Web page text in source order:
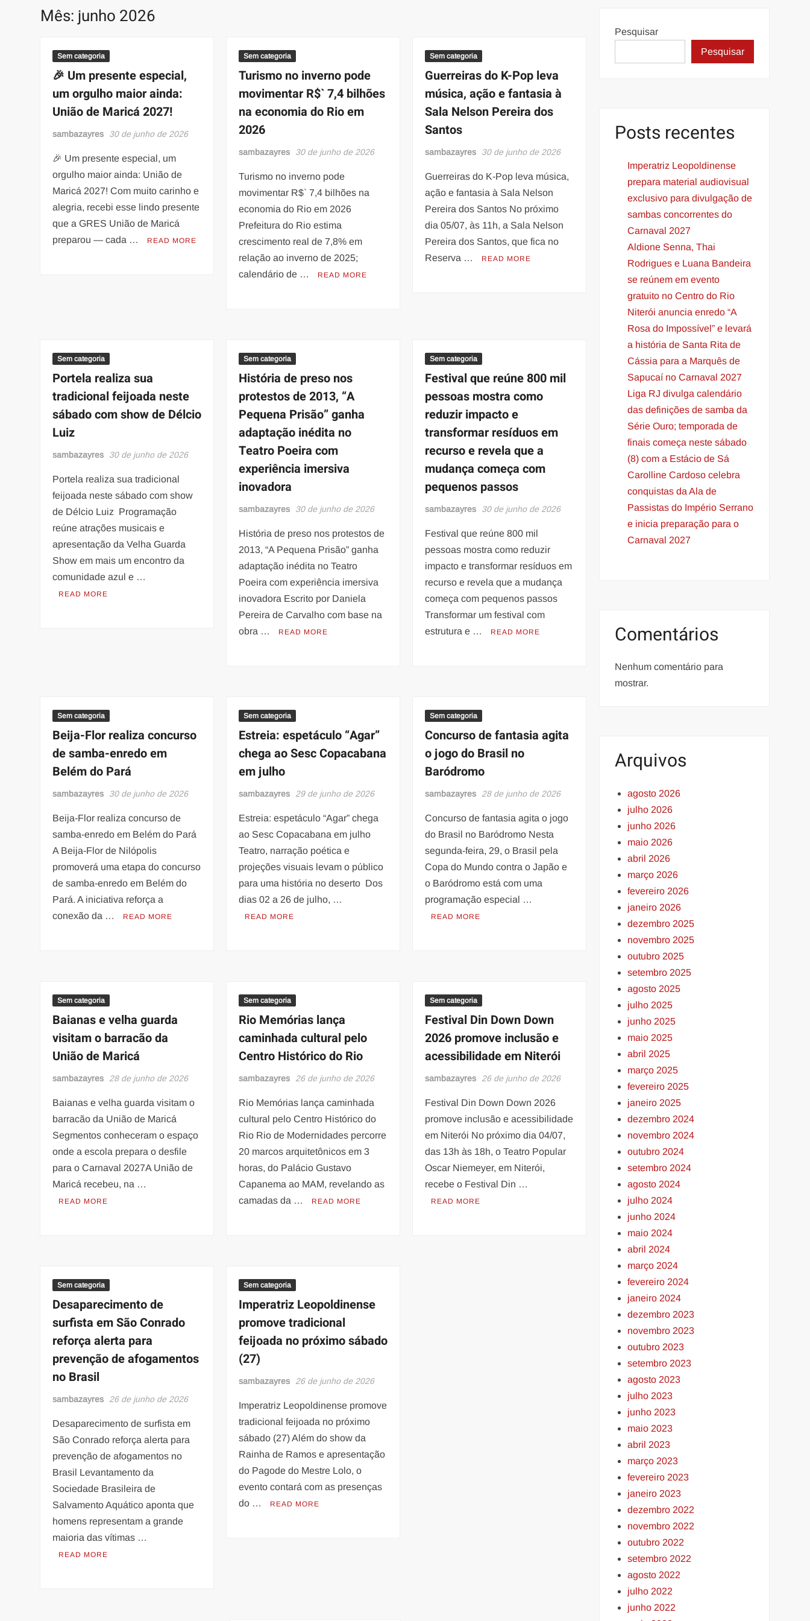
Mês: junho 2026
Sem categoria
🎉 Um presente especial,
um orgulho maior ainda:
União de Maricá 2027!
sambazayres 30 de junho de 2026
🎉 Um presente especial, um
orgulho maior ainda: União de
Maricá 2027! Com muito carinho e
alegria, recebi esse lindo presente
que a GRES União de Maricá
preparou — cada …
READ MORE
Sem categoria
Turismo no inverno pode
movimentar R$` 7,4 bilhões
na economia do Rio em
2026
sambazayres 30 de junho de 2026
Turismo no inverno pode
movimentar R$` 7,4 bilhões na
economia do Rio em 2026
Prefeitura do Rio estima
crescimento real de 7,8% em
relação ao inverno de 2025;
calendário de …
READ MORE
Sem categoria
Guerreiras do K-Pop leva
música, ação e fantasia à
Sala Nelson Pereira dos
Santos
sambazayres 30 de junho de 2026
Guerreiras do K-Pop leva música,
ação e fantasia à Sala Nelson
Pereira dos Santos No próximo
dia 05/07, às 11h, a Sala Nelson
Pereira dos Santos, que fica no
Reserva …
READ MORE
Sem categoria
Portela realiza sua
tradicional feijoada neste
sábado com show de Délcio
Luiz
sambazayres 30 de junho de 2026
Portela realiza sua tradicional
feijoada neste sábado com show
de Délcio Luiz Programação
reúne atrações musicais e
apresentação da Velha Guarda
Show em mais um encontro da
comunidade azul e …
READ MORE
Sem categoria
História de preso nos
protestos de 2013, “A
Pequena Prisão” ganha
adaptação inédita no
Teatro Poeira com
experiência imersiva
inovadora
sambazayres 30 de junho de 2026
História de preso nos protestos de
2013, “A Pequena Prisão” ganha
adaptação inédita no Teatro
Poeira com experiência imersiva
inovadora Escrito por Daniela
Pereira de Carvalho com base na
obra …
READ MORE
Sem categoria
Festival que reúne 800 mil
pessoas mostra como
reduzir impacto e
transformar resíduos em
recurso e revela que a
mudança começa com
pequenos passos
sambazayres 30 de junho de 2026
Festival que reúne 800 mil
pessoas mostra como reduzir
impacto e transformar resíduos em
recurso e revela que a mudança
começa com pequenos passos
Transformar um festival com
estrutura e …
READ MORE
Sem categoria
Beija-Flor realiza concurso
de samba-enredo em
Belém do Pará
sambazayres 30 de junho de 2026
Beija-Flor realiza concurso de
samba-enredo em Belém do Pará
A Beija-Flor de Nilópolis
promoverá uma etapa do concurso
de samba-enredo em Belém do
Pará. A iniciativa reforça a
conexão da …
READ MORE
Sem categoria
Estreia: espetáculo “Agar”
chega ao Sesc Copacabana
em julho
sambazayres 29 de junho de 2026
Estreia: espetáculo “Agar” chega
ao Sesc Copacabana em julho
Teatro, narração poética e
projeções visuais levam o público
para uma história no deserto Dos
dias 02 a 26 de julho, …
READ MORE
Sem categoria
Concurso de fantasia agita
o jogo do Brasil no
Baródromo
sambazayres 28 de junho de 2026
Concurso de fantasia agita o jogo
do Brasil no Baródromo Nesta
segunda-feira, 29, o Brasil pela
Copa do Mundo contra o Japão e
o Baródromo está com uma
programação especial …
READ MORE
Sem categoria
Baianas e velha guarda
visitam o barracão da
União de Maricá
sambazayres 28 de junho de 2026
Baianas e velha guarda visitam o
barracão da União de Maricá
Segmentos conheceram o espaço
onde a escola prepara o desfile
para o Carnaval 2027A União de
Maricá recebeu, na …
READ MORE
Sem categoria
Rio Memórias lança
caminhada cultural pelo
Centro Histórico do Rio
sambazayres 26 de junho de 2026
Rio Memórias lança caminhada
cultural pelo Centro Histórico do
Rio Rio de Modernidades percorre
20 marcos arquitetônicos em 3
horas, do Palácio Gustavo
Capanema ao MAM, revelando as
camadas da …
READ MORE
Sem categoria
Festival Din Down Down
2026 promove inclusão e
acessibilidade em Niterói
sambazayres 26 de junho de 2026
Festival Din Down Down 2026
promove inclusão e acessibilidade
em Niterói No próximo dia 04/07,
das 13h às 18h, o Teatro Popular
Oscar Niemeyer, em Niterói,
recebe o Festival Din …
READ MORE
Sem categoria
Desaparecimento de
surfista em São Conrado
reforça alerta para
prevenção de afogamentos
no Brasil
sambazayres 26 de junho de 2026
Desaparecimento de surfista em
São Conrado reforça alerta para
prevenção de afogamentos no
Brasil Levantamento da
Sociedade Brasileira de
Salvamento Aquático aponta que
homens representam a grande
maioria das vítimas …
READ MORE
Sem categoria
Imperatriz Leopoldinense
promove tradicional
feijoada no próximo sábado
(27)
sambazayres 26 de junho de 2026
Imperatriz Leopoldinense promove
tradicional feijoada no próximo
sábado (27) Além do show da
Rainha de Ramos e apresentação
do Pagode do Mestre Lolo, o
evento contará com as presenças
do …
READ MORE
Pesquisar
Pesquisar
Posts recentes
Imperatriz Leopoldinense
prepara material audiovisual
exclusivo para divulgação de
sambas concorrentes do
Carnaval 2027
Aldione Senna, Thai
Rodrigues e Luana Bandeira
se reúnem em evento
gratuito no Centro do Rio
Niterói anuncia enredo “A
Rosa do Impossível” e levará
a história de Santa Rita de
Cássia para a Marquês de
Sapucaí no Carnaval 2027
Liga RJ divulga calendário
das definições de samba da
Série Ouro; temporada de
finais começa neste sábado
(8) com a Estácio de Sá
Carolline Cardoso celebra
conquistas da Ala de
Passistas do Império Serrano
e inicia preparação para o
Carnaval 2027
Comentários
Nenhum comentário para
mostrar.
Arquivos
agosto 2026
julho 2026
junho 2026
maio 2026
abril 2026
março 2026
fevereiro 2026
janeiro 2026
dezembro 2025
novembro 2025
outubro 2025
setembro 2025
agosto 2025
julho 2025
junho 2025
maio 2025
abril 2025
março 2025
fevereiro 2025
janeiro 2025
dezembro 2024
novembro 2024
outubro 2024
setembro 2024
agosto 2024
julho 2024
junho 2024
maio 2024
abril 2024
março 2024
fevereiro 2024
janeiro 2024
dezembro 2023
novembro 2023
outubro 2023
setembro 2023
agosto 2023
julho 2023
junho 2023
maio 2023
abril 2023
março 2023
fevereiro 2023
janeiro 2023
dezembro 2022
novembro 2022
outubro 2022
setembro 2022
agosto 2022
julho 2022
junho 2022